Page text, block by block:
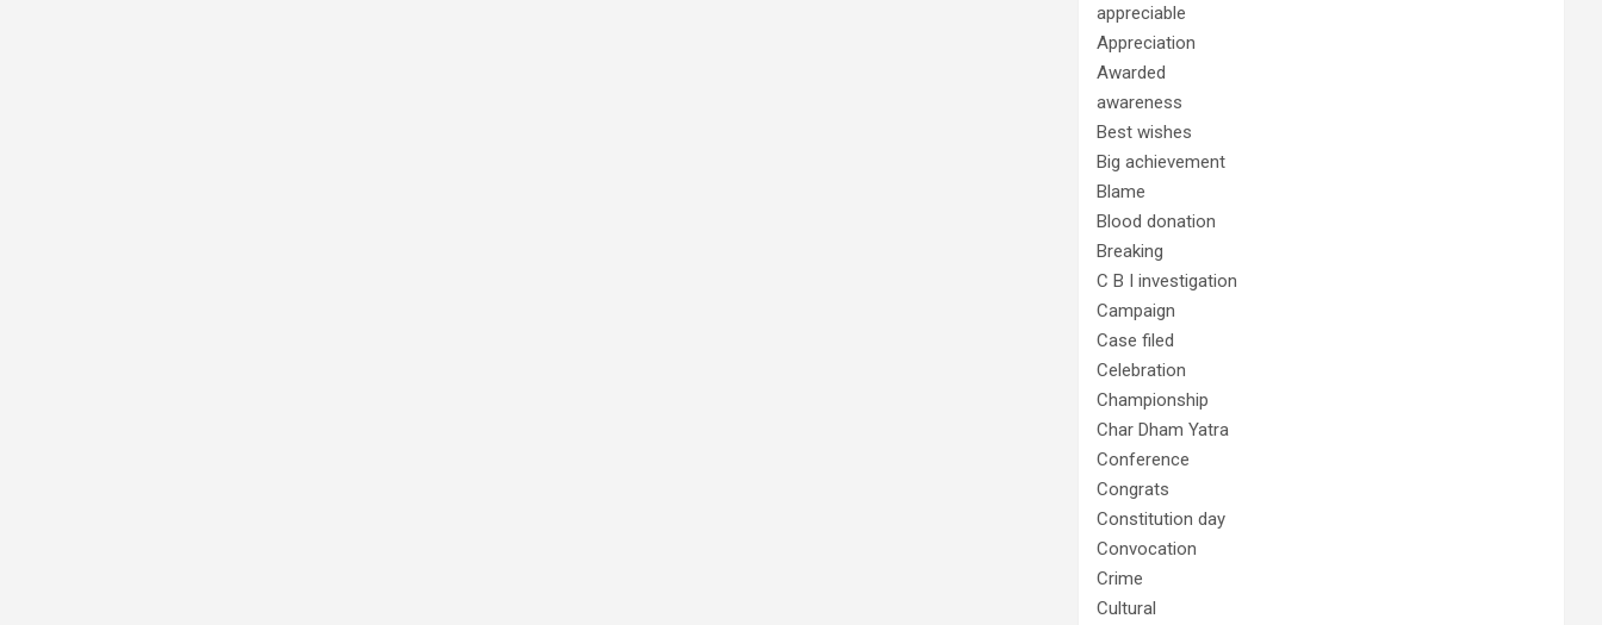
appreciable
Appreciation
Awarded
awareness
Best wishes
Big achievement
Blame
Blood donation
Breaking
C B I investigation
Campaign
Case filed
Celebration
Championship
Char Dham Yatra
Conference
Congrats
Constitution day
Convocation
Crime
Cultural